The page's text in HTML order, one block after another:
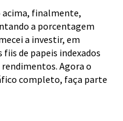
acima, finalmente,
a porcentagem
a investir, em
de papeis indexados
Agora o
completo, faça parte